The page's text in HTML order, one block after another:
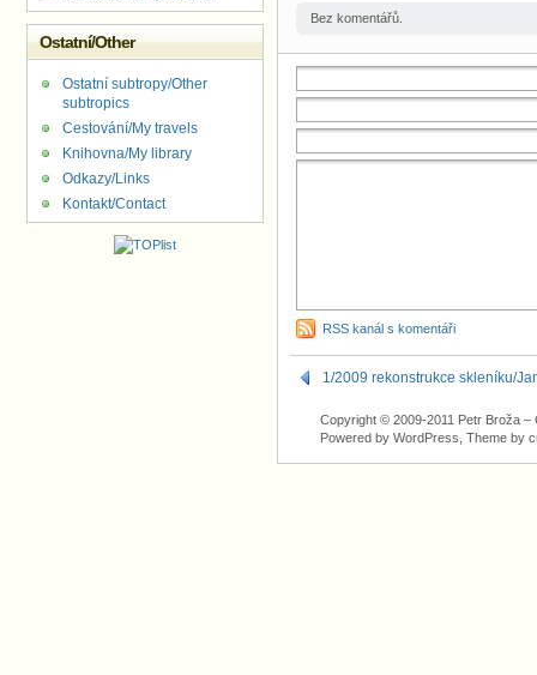
Bez komentářů.
RSS kanál s komentáři
1/2009 rekonstrukce skleníku/
Copyright © 2009-2011 Petr Broža –
Powered by WordPress, Theme by
Ostatní/Other
Ostatní subtropy/Other
subtropics
Cestování/My travels
Knihovna/My library
Odkazy/Links
Kontakt/Contact